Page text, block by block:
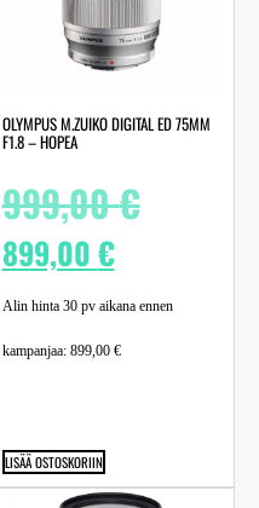
OLYMPUS M.ZUIKO DIGITAL ED 75MM
F1.8 – HOPEA
999,00€
899,00€
Alin hinta 30 pv aikana ennen
kampanjaa: 899,00 €
LISÄÄ OSTOSKORIIN